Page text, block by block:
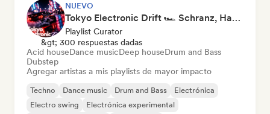
NUEVO
Tokyo Electronic Drift 🏎️ Schranz, Hard Techno & Anime EDM
Playlist Curator
&gt; 300 respuestas dadas
Acid houseDance musicDeep houseDrum and Bass
Dubstep
Agregar artistas a mis playlists de mayor impacto
Techno Dance music Drum and Bass
Electrónica
Electro swing
Electrónica experimental